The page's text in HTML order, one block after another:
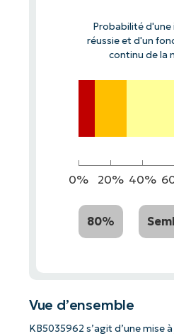
Probabilité
réussie et d'un
continu de la
0% 20% 40%
80%
Vue d’ensemble
KB5035962 s’agit d’une mise